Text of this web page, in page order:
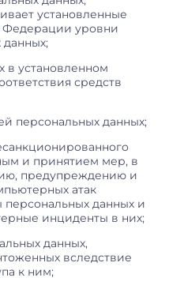
установленные
Федерации уровни
установленном
средств
персональных данных;
и принятием мер, в
предупреждению и
атак
данных и
инциденты в них;
данных,
вследствие
к ним;